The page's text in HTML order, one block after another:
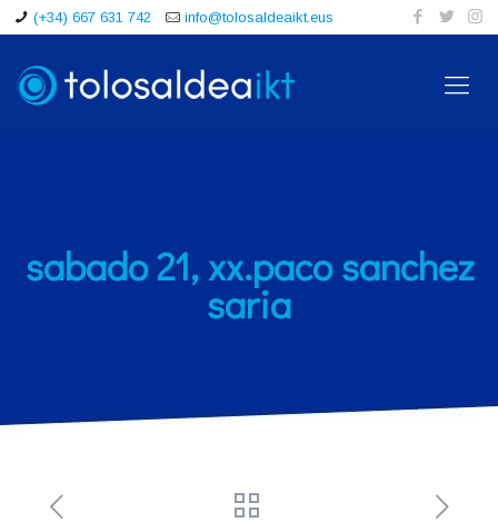
(+34) 667 631 742 info@tolosaldeaikt.eus
sabado 21, xx.paco sanchez
saria